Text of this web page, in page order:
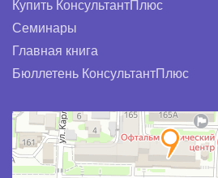
Купить КонсультантПлюс
Семинары
Главная книга
Бюллетень КонсультантПлюс